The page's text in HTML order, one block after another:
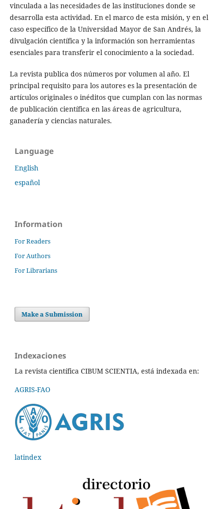
vinculada a las necesidades de las instituciones donde se
desarrolla esta actividad. En el marco de esta misión, y en el
caso específico de la Universidad Mayor de San Andrés, la
divulgación científica y la información son herramientas
esenciales para transferir el conocimiento a la sociedad.
La revista publica dos números por volumen al año. El
principal requisito para los autores es la presentación de
artículos originales o inéditos que cumplan con las normas
de publicación científica en las áreas de agricultura,
ganadería y ciencias naturales.
Language
English
español
Information
For Readers
For Authors
For Librarians
Make a Submission
Indexaciones
La revista científica CIBUM SCIENTIA, está indexada en:
AGRIS-FAO
latindex